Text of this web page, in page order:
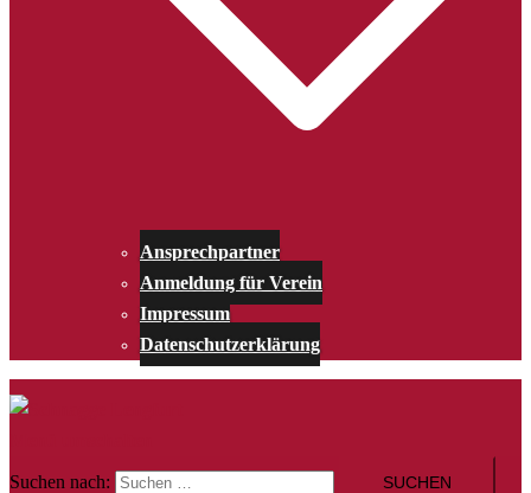
Ansprechpartner
Anmeldung für Verein
Impressum
Datenschutzerklärung
Suchen nach: